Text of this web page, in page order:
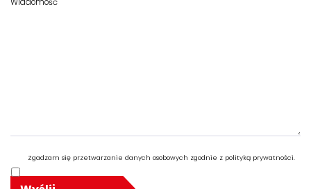
Zgadzam się przetwarzanie danych osobowych zgodnie z polityką prywatności.